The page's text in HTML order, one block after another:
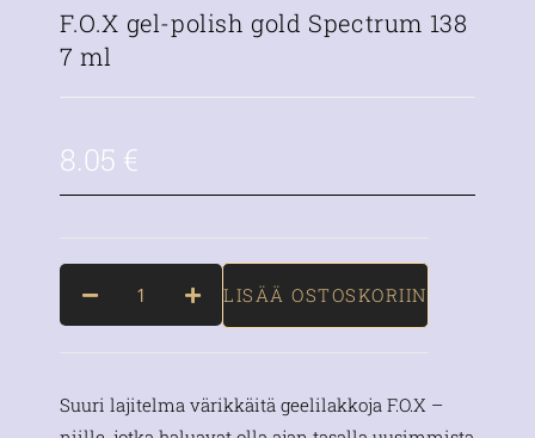
F.O.X gel-polish gold Spectrum 138
7 ml
8.05 €
LISÄÄ OSTOSKORIIN
Suuri lajitelma värikkäitä geelilakkoja F.O.X –